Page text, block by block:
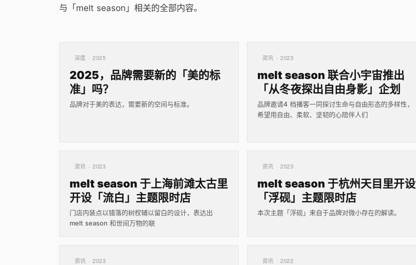
与「melt season」相关的全部内容。
深度 · 2025
2025，品牌需要新的「美的标
准」吗？
品牌对于美的表达，需要新的空间与标准。
资讯 · 2023
melt season 联合小宇宙推出
「从冬夜探出自由身影」企划
品牌邀请4 档播客一同探讨生命与自由形态的多样性，
希望用自由、柔软、坚韧的心陪伴人们
资讯 · 2023
melt season 于上海前滩太古里
开设「流白」主题限时店
门店内装点以错落的树杈辅以留白的设计，表达出
melt season 和世间万物的联
资讯 · 2023
melt season 于杭州天目里开设
「浮砚」主题限时店
本次主题「浮砚」来自于品牌对微小存在的解读。
资讯 · 2023 资讯 · 2022